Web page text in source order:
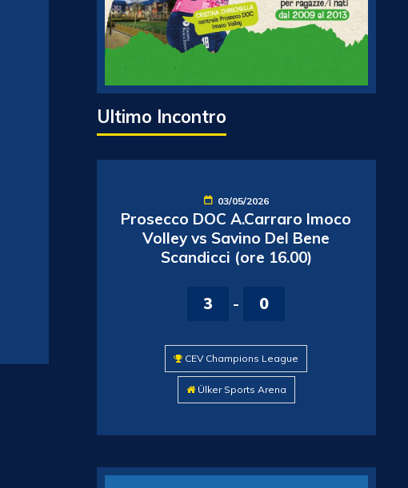
Ultimo Incontro
03/05/2026
Prosecco DOC A.Carraro Imoco
Volley vs Savino Del Bene
Scandicci (ore 16.00)
3 - 0
CEV Champions League
Ülker Sports Arena